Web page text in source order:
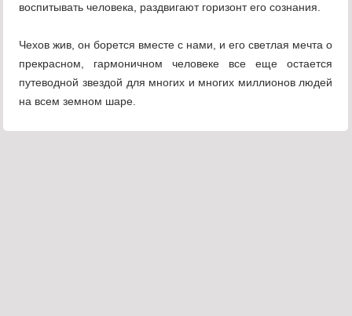
воспитывать человека, раздвигают горизонт его сознания.
Чехов жив, он борется вместе с нами, и его светлая мечта о
прекрасном, гармоничном человеке все еще остается
путеводной звездой для многих и многих миллионов людей
на всем земном шаре.